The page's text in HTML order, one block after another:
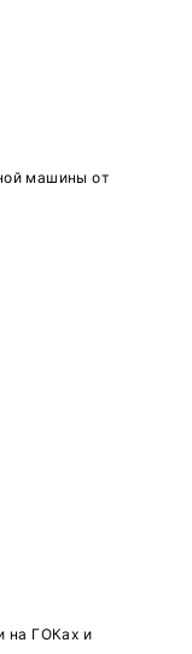
машины от
на ГОКах и